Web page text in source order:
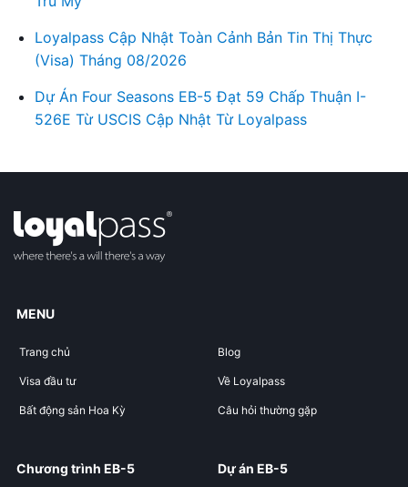
Loyalpass Cập Nhật Toàn Cảnh Bản Tin Thị Thực
(Visa) Tháng 08/2026
Dự Án Four Seasons EB-5 Đạt 59 Chấp Thuận I-
526E Từ USCIS Cập Nhật Từ Loyalpass
MENU
Trang chủ
Visa đầu tư
Bất động sản Hoa Kỳ
Blog
Về Loyalpass
Câu hỏi thường gặp
Chương trình EB-5 Dự án EB-5